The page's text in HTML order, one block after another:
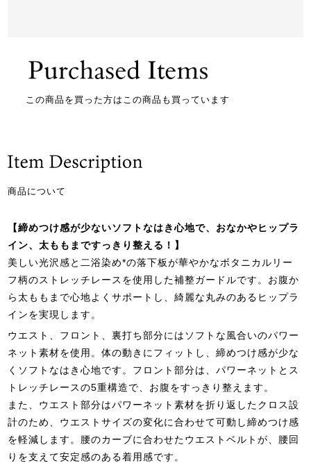
この商品を買った方はこの商品も買っています
商品について
【締めつけ感が少ないソフトなはき心地で、おなかやヒップラ
イン、太ももまですっきり整える！】
美しい光沢感と二浴染め*の落下板が華やかなボタニカルリー
フ柄のストレッチレースを使用した補整ガードルです。お腹か
ら太ももまで心地よくサポートし、綺麗な丸みのあるヒップラ
インを実現します。
ウエスト、フロント、裏打ち部分にはソフトな風合いのパワー
ネット素材を使用。体の動きにフィットし、締めつけ感が少な
くソフトなはき心地です。フロント部分は、パワーネットとス
トレッチレースの5重構造で、お腹をすっきり整えます。
また、ウエスト部分はパワーネット素材を折り返したクロス設
計のため、ウエストサイズの変化に合わせて可動し締めつけ感
を軽減します。腰のカーブに合わせたウエストベルトが、腰回
りを支えて安定感のある着用感です。